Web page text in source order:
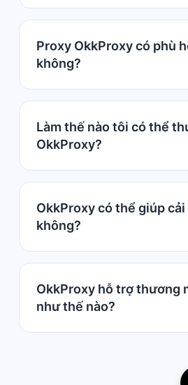
Proxy OkkProxy có phù
không?
Làm thế nào tôi có thể
OkkProxy?
OkkProxy có thể giúp
không?
OkkProxy hỗ trợ thương
như thế nào?